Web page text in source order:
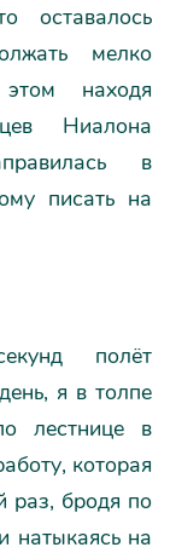
оставалось
мелко
находя
Ниалона
в
писать на
полёт
я в толпе
лестнице в
которая
раз, бродя по
натыкаясь на